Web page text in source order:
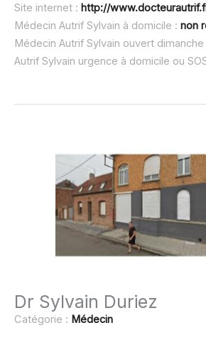
Site internet : http://
Médecin Autrif Sylvain à domicile : non
Médecin Autrif Sylvain ouvert dimanche
Autrif Sylvain urgence à domicile ou
Dr Sylvain Duriez
Catégorie : Médecin